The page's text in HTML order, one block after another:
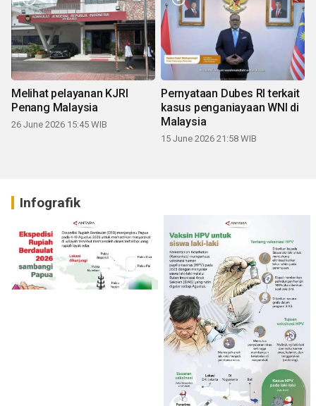
Melihat pelayanan KJRI
Penang Malaysia
26 June 2026 15:45 WIB
Pernyataan Dubes RI terkait
kasus penganiayaan WNI di
Malaysia
15 June 2026 21:58 WIB
Infografik